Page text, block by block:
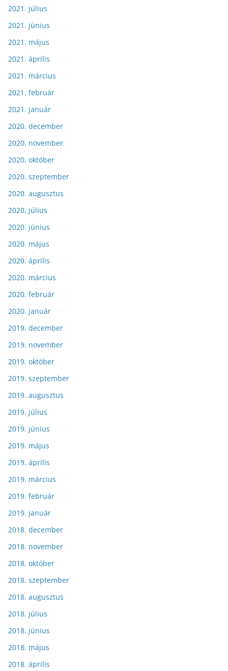
2021. július
2021. június
2021. május
2021. április
2021. március
2021. február
2021. január
2020. december
2020. november
2020. október
2020. szeptember
2020. augusztus
2020. július
2020. június
2020. május
2020. április
2020. március
2020. február
2020. január
2019. december
2019. november
2019. október
2019. szeptember
2019. augusztus
2019. július
2019. június
2019. május
2019. április
2019. március
2019. február
2019. január
2018. december
2018. november
2018. október
2018. szeptember
2018. augusztus
2018. július
2018. június
2018. május
2018. április